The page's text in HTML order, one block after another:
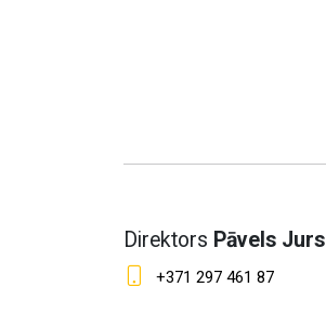
Direktors Pāvels Jurs
+371 297 461 87